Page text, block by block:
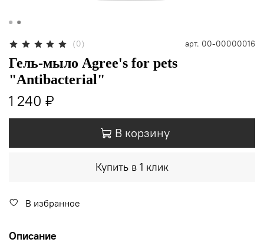
(0) арт. 00-00000016
Гель-мыло Agree's for pets
"Antibacterial"
1 240 ₽
В корзину
Купить в 1 клик
В избранное
Описание